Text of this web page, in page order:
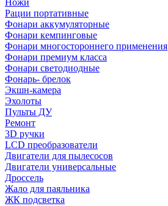
Ножи
Рации портативные
Фонари аккумуляторные
Фонари кемпинговые
Фонари многостороннего применения
Фонари премиум класса
Фонари светодиодные
Фонарь- брелок
Экшн-камера
Эхолоты
Пульты ДУ
Ремонт
3D ручки
LCD преобразователи
Двигатели для пылесосов
Двигатели универсальные
Дроссель
Жало для паяльника
ЖК подсветка